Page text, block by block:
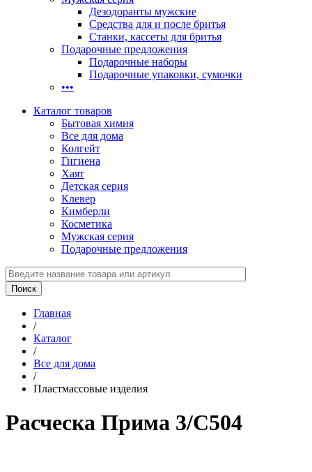
Дезодоранты мужские
Средства для и после бритья
Станки, кассеты для бритья
Подарочные предложения
Подарочные наборы
Подарочные упаковки, сумочки
•••
Каталог товаров
Бытовая химия
Все для дома
Колгейт
Гигиена
Хаят
Детская серия
Клевер
Кимберли
Косметика
Мужская серия
Подарочные предложения
Главная
/
Каталог
/
Все для дома
/
Пластмассовые изделия
Расческа Прима 3/С504